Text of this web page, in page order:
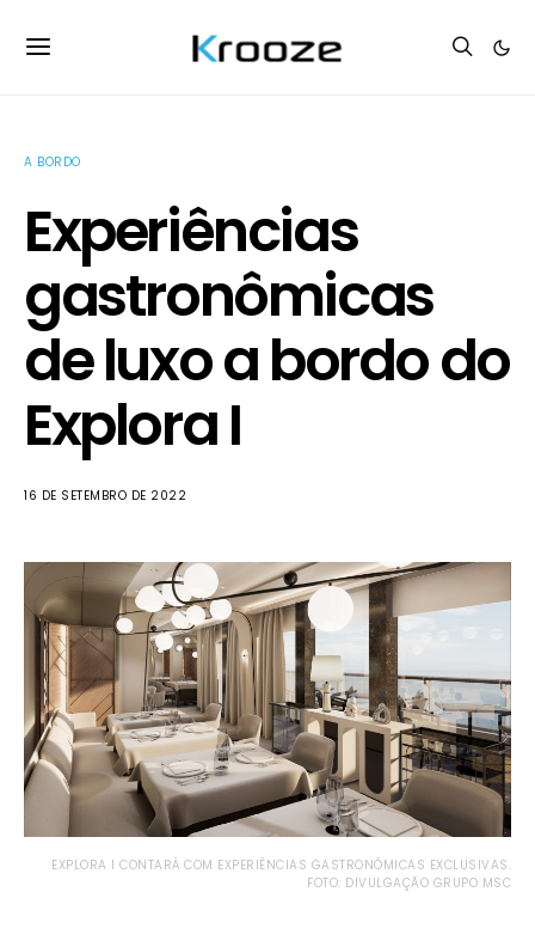
A BORDO
Experiências
gastronômicas
de luxo a bordo do
Explora I
16 DE SETEMBRO DE 2022
EXPLORA I CONTARÁ COM EXPERIÊNCIAS GASTRONÔMICAS EXCLUSIVAS.
FOTO: DIVULGAÇÃO GRUPO MSC